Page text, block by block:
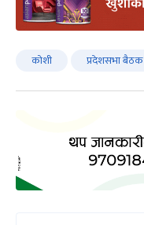
कोशी प्रदेशसभा बैठक